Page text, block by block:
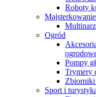
Roboty
Majsterkowanie
Ogród
Pompy
Trymery
Zbiorniki
Sport i